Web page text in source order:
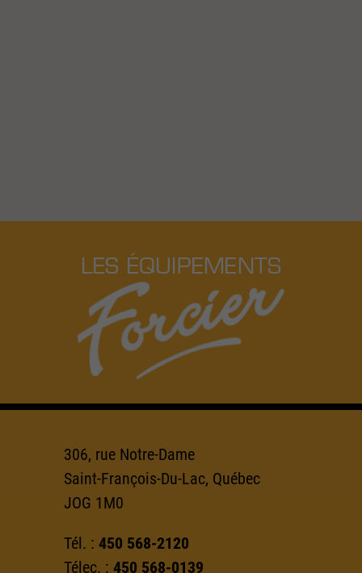
LES ÉQUIPEMENTS
306, rue Notre-Dame
Saint-François-Du-Lac, Québec
JOG 1M0
Tél. : 450 568-2120
Télec. : 450 568-0139